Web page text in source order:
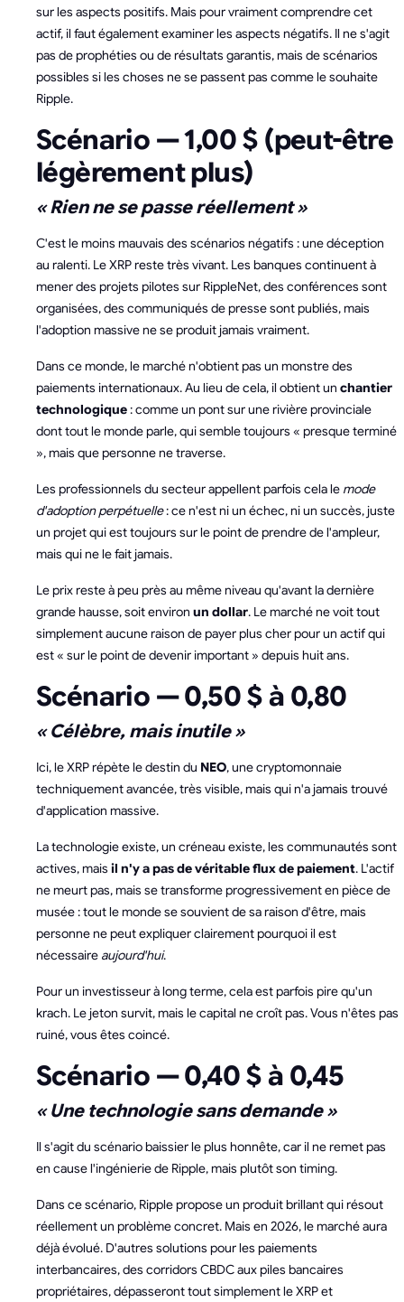
sur les aspects positifs. Mais pour vraiment comprendre cet
actif, il faut également examiner les aspects négatifs. Il ne s'agit
pas de prophéties ou de résultats garantis, mais de scénarios
possibles si les choses ne se passent pas comme le souhaite
Ripple.
Scénario — 1,00 $ (peut-être
légèrement plus)
« Rien ne se passe réellement »
C'est le moins mauvais des scénarios négatifs : une déception
au ralenti. Le XRP reste très vivant. Les banques continuent à
mener des projets pilotes sur RippleNet, des conférences sont
organisées, des communiqués de presse sont publiés, mais
l'adoption massive ne se produit jamais vraiment.
Dans ce monde, le marché n'obtient pas un monstre des
paiements internationaux. Au lieu de cela, il obtient un chantier
technologique: comme un pont sur une rivière provinciale
dont tout le monde parle, qui semble toujours « presque terminé
», mais que personne ne traverse.
Les professionnels du secteur appellent parfois cela le mode
d'adoption perpétuelle: ce n'est ni un échec, ni un succès, juste
un projet qui est toujours sur le point de prendre de l'ampleur,
mais qui ne le fait jamais.
Le prix reste à peu près au même niveau qu'avant la dernière
grande hausse, soit environ un dollar. Le marché ne voit tout
simplement aucune raison de payer plus cher pour un actif qui
est « sur le point de devenir important » depuis huit ans.
Scénario — 0,50 $ à 0,80
« Célèbre, mais inutile »
Ici, le XRP répète le destin du NEO, une cryptomonnaie
techniquement avancée, très visible, mais qui n'a jamais trouvé
d'application massive.
La technologie existe, un créneau existe, les communautés sont
actives, mais il n'y a pas de véritable flux de paiement. L'actif
ne meurt pas, mais se transforme progressivement en pièce de
musée : tout le monde se souvient de sa raison d'être, mais
personne ne peut expliquer clairement pourquoi il est
nécessaire aujourd'hui.
Pour un investisseur à long terme, cela est parfois pire qu'un
krach. Le jeton survit, mais le capital ne croît pas. Vous n'êtes pas
ruiné, vous êtes coincé.
Scénario — 0,40 $ à 0,45
« Une technologie sans demande »
Il s'agit du scénario baissier le plus honnête, car il ne remet pas
en cause l'ingénierie de Ripple, mais plutôt son timing.
Dans ce scénario, Ripple propose un produit brillant qui résout
réellement un problème concret. Mais en 2026, le marché aura
déjà évolué. D'autres solutions pour les paiements
interbancaires, des corridors CBDC aux piles bancaires
propriétaires, dépasseront tout simplement le XRP et